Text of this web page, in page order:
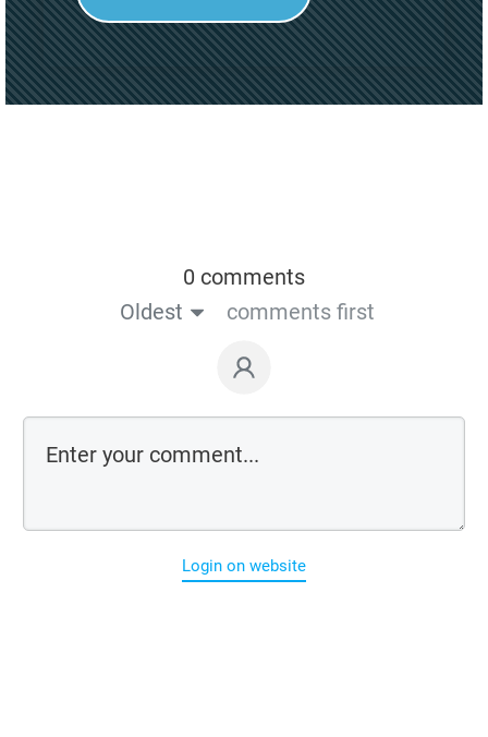
0 comments
Oldest
comments first
Login on website